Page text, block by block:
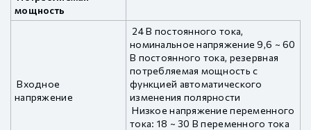
мощность
Входное
напряжение
24 В постоянного тока,
номинальное напряжение 9,6 ~ 60
В постоянного тока, резервная
потребляемая мощность с
функцией автоматического
изменения полярности
Низкое напряжение переменного
тока: 18 ~ 30 В переменного тока